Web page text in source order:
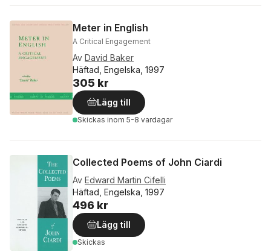
Meter in English
A Critical Engagement
Av David Baker
Häftad, Engelska, 1997
305 kr
Lägg till
Skickas inom 5-8 vardagar
Collected Poems of John Ciardi
Av Edward Martin Cifelli
Häftad, Engelska, 1997
496 kr
Lägg till
Skickas